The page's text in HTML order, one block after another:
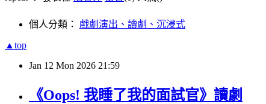
個人分類： 戲劇演出、讀劇、沉浸式
▲top
Jan 12 Mon 2026 21:59
《Oops! 我睡了我的面試官》讀劇